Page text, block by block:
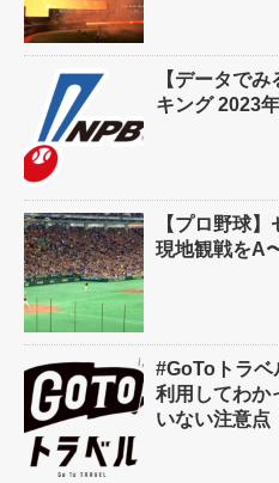
【データで
キング 2023
【プロ野球
現地観戦をA
#GoToトラ
利用してわか
いない注意点